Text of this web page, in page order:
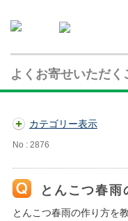
よくお寄せいただく
カテゴリー表示
No : 2876
とんこつ春雨
とんこつ春雨の作り方を